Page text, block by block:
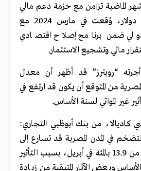
الماضية تزامن مع حزمة دعم مالي
بلغت 8 مليارات دولار، وُقعت في مارس 2024 مع
ضمن برنامج إصلاح اقتصادي
مالي وتشجيع الاستثمار.
“رويترز” قد أظهر أن معدل
من المتوقع أن يكون قد ارتفع في
غير المواتي لسنة الأساس.
كاديالا، من بنك أبوظبي التجاري:
في المدن المصرية قد تسارع إلى
15.5 بالمئة في مايو من 13.9 بالمئة في أبريل، بسبب التأثير
وبعض الآثار المتبقية من زيادة